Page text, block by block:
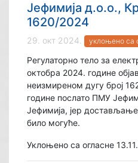
Јефимија д.о.о.,
1620/2024
29. окт 2024. уклоњено са
Регулаторно тело за
октобра 2024. године
неизмиреном дугу број
године послато ПМУ
Јефимија, јер
било могуће.
Уклоњено са огласне